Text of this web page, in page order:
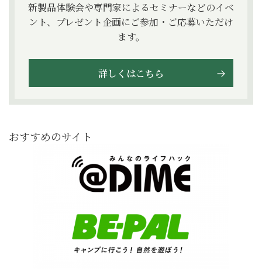
新製品体験会や専門家によるセミナーなどのイベ
ント、プレゼント企画にご参加・ご応募いただけ
ます。
詳しくはこちら
おすすめのサイト